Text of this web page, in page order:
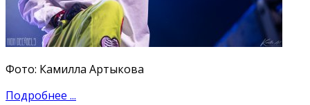
Фото: Камилла Артыкова
Подробнее ...